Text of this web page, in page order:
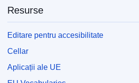
Resurse
Editare pentru accesibilitate
Cellar
Aplicații ale UE